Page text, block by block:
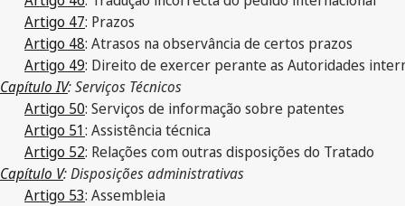
Artigo 47: Prazos
Artigo 48: Atrasos na observância de certos prazos
Artigo 49: Direito de exercer perante as Autoridades
Capítulo IV: Serviços Técnicos
Artigo 50: Serviços de informação sobre patentes
Artigo 51: Assistência técnica
Artigo 52: Relações com outras disposições do Tratado
Capítulo V: Disposições administrativas
Artigo 53: Assembleia